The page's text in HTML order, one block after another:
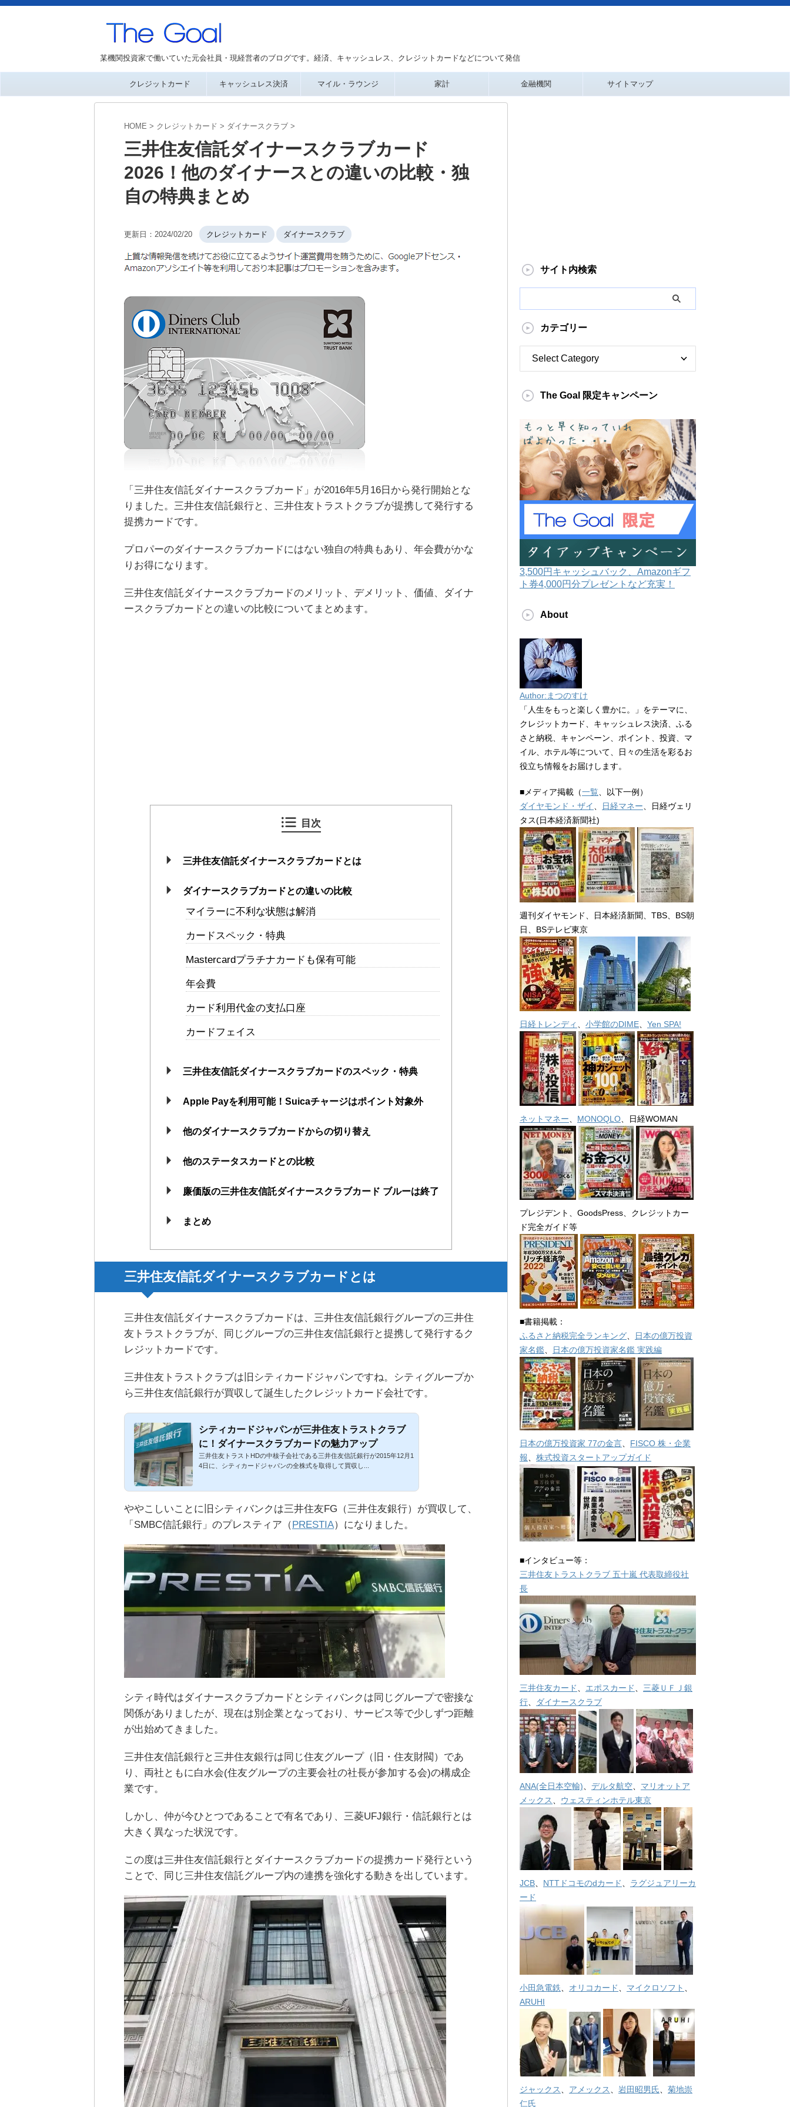
某機関投資家で働いていた元会社員・現経営者のブログです。経済、キャッシュレス、クレジットカードなどについて発信
クレジットカード キャッシュレス決済 マイル・ラウンジ 家計 金融機関 サイトマップ
HOME > クレジットカード > ダイナースクラブ >
三井住友信託ダイナースクラブカード
2026！他のダイナースとの違いの比較・独
自の特典まとめ
更新日： 2024/02/20 クレジットカード ダイナースクラブ
「三井住友信託ダイナースクラブカード」が2016年5月16日から発行開始とな
りました。三井住友信託銀行と、三井住友トラストクラブが提携して発行する
提携カードです。
プロパーのダイナースクラブカードにはない独自の特典もあり、年会費がかな
りお得になります。
三井住友信託ダイナースクラブカードのメリット、デメリット、価値、ダイナ
ースクラブカードとの違いの比較についてまとめます。
目次
三井住友信託ダイナースクラブカードとは
ダイナースクラブカードとの違いの比較
マイラーに不利な状態は解消
カードスペック・特典
Mastercardプラチナカードも保有可能
年会費
カード利用代金の支払口座
カードフェイス
三井住友信託ダイナースクラブカードのスペック・特典
Apple Payを利用可能！Suicaチャージはポイント対象外
他のダイナースクラブカードからの切り替え
他のステータスカードとの比較
廉価版の三井住友信託ダイナースクラブカード ブルーは終了
まとめ
三井住友信託ダイナースクラブカードとは
三井住友信託ダイナースクラブカードは、三井住友信託銀行グループの三井住
友トラストクラブが、同じグループの三井住友信託銀行と提携して発行するク
レジットカードです。
三井住友トラストクラブは旧シティカードジャパンですね。シティグループか
ら三井住友信託銀行が買収して誕生したクレジットカード会社です。
シティカードジャパンが三井住友トラストクラブ
に！ダイナースクラブカードの魅力アップ
三井住友トラストHDの中核子会社である三井住友信託銀行が2015年12月1
4日に、シティカードジャパンの全株式を取得して買収し...
ややこしいことに旧シティバンクは三井住友FG（三井住友銀行）が買収して、
「SMBC信託銀行」のプレスティア（PRESTIA）になりました。
シティ時代はダイナースクラブカードとシティバンクは同じグループで密接な
関係がありましたが、現在は別企業となっており、サービス等で少しずつ距離
が出始めてきました。
三井住友信託銀行と三井住友銀行は同じ住友グループ（旧・住友財閥）であ
り、両社ともに白水会(住友グループの主要会社の社長が参加する会)の構成企
業です。
しかし、仲が今ひとつであることで有名であり、三菱UFJ銀行・信託銀行とは
大きく異なった状況です。
この度は三井住友信託銀行とダイナースクラブカードの提携カード発行という
ことで、同じ三井住友信託グループ内の連携を強化する動きを出しています。
サイト内検索
カテゴリー
The Goal 限定キャンペーン
3,500円キャッシュバック、Amazonギフ
ト券4,000円分プレゼントなど充実！
About
Author:まつのすけ
「人生をもっと楽しく豊かに。」をテーマに、
クレジットカード、キャッシュレス決済、ふる
さと納税、キャンペーン、ポイント、投資、マ
イル、ホテル等について、日々の生活を彩るお
役立ち情報をお届けします。
■メディア掲載（一覧 、以下一例）
ダイヤモンド・ザイ
日経マネー 、日経ヴェリ
タス(日本経済新聞社)
週刊ダイヤモンド、日本経済新聞、TBS、BS朝
日、BSテレビ東京
日経トレンディ 小学館のDIME Yen SPA!
ネットマネー MONOQLO 、日経WOMAN
プレジデント、GoodsPress、クレジットカー
ド完全ガイド等
■書籍掲載：
ふるさと納税完全ランキング、
日本の億万投資
家名鑑、 日本の億万投資家名鑑 実践編
日本の億万投資家 77の金言、 FISCO 株・企業
報、 株式投資スタートアップガイド
■インタビュー等：
三井住友トラストクラブ 五十嵐 代表取締役社
長
三井住友カード エポスカード
三菱ＵＦＪ銀
行
ダイナースクラブ
ANA(全日本空輸) デルタ航空
マリオットア
メックス
ウェスティンホテル東京
JCB NTTドコモのdカード
ラグジュアリーカ
ード
小田急電鉄 オリコカード マイクロソフト
ARUHI
ジャックス アメックス 岩田昭男氏
菊地崇
仁氏